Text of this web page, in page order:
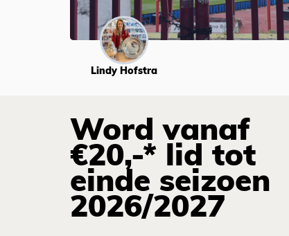
Lindy Hofstra
Word vanaf
€20,-* lid tot
einde seizoen
2026/2027